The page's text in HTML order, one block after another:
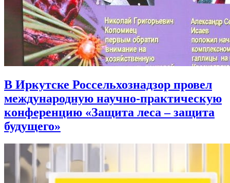
В Иркутске Россельхознадзор провел
международную научно-практическую
конференцию «Защита леса – защита
будущего»